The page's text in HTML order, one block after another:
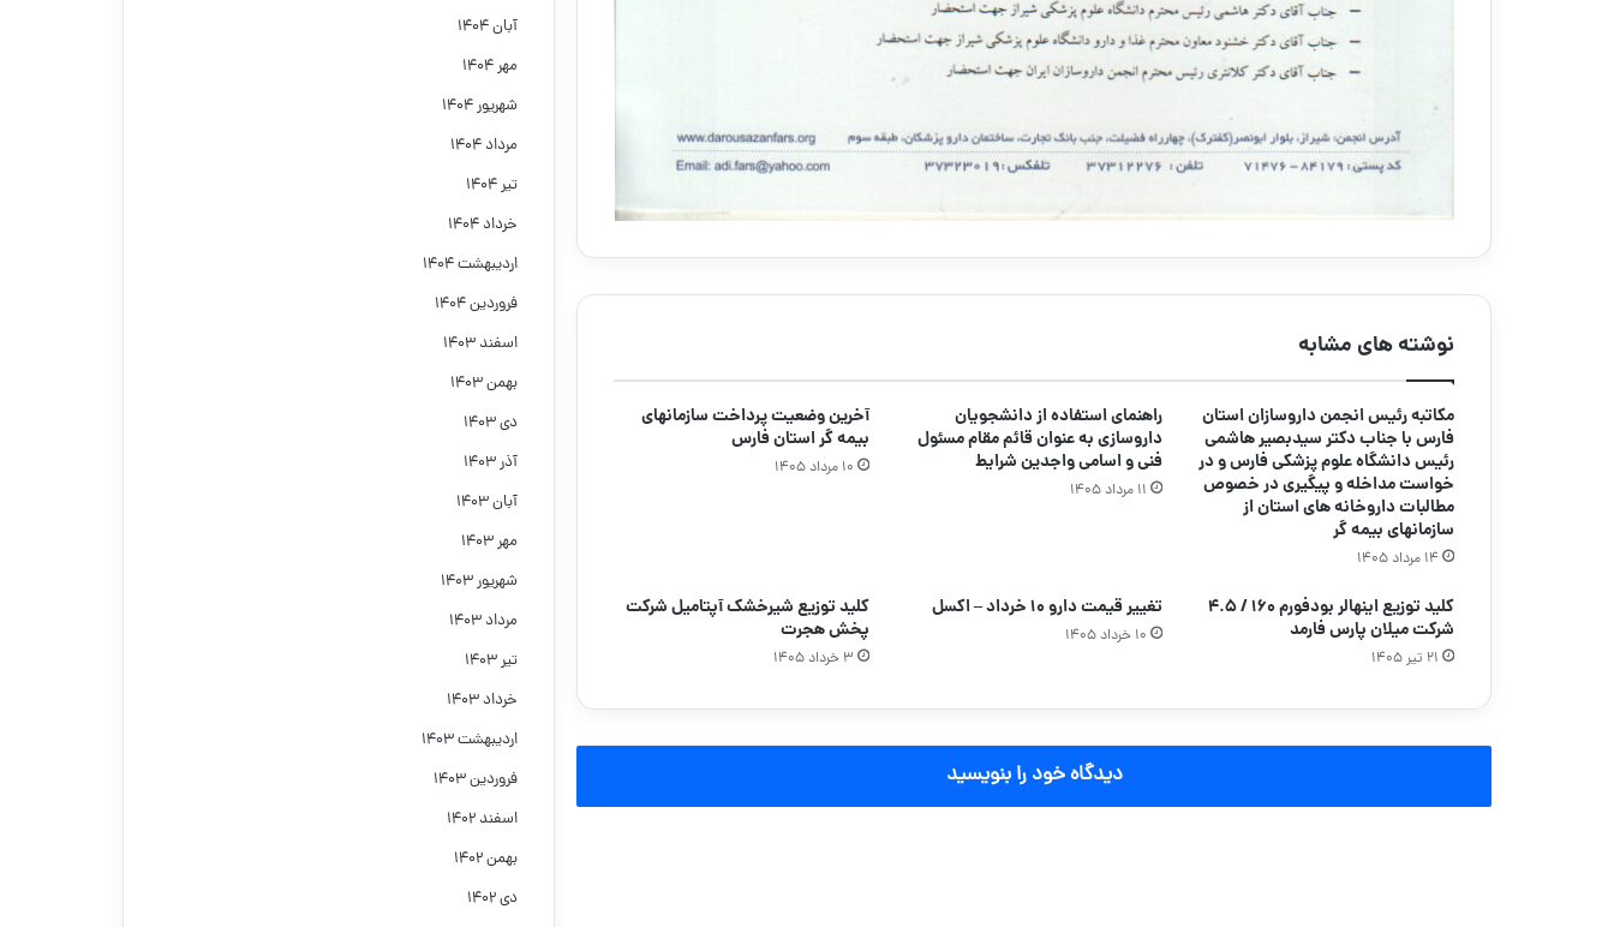
نوشته های مشابه
مکاتبه رئیس انجمن داروسازان استان
فارس با جناب دکتر سیدبصیر هاشمی
رئیس دانشگاه علوم پزشکی فارس و در
خواست مداخله و پیگیری در خصوص
مطالبات داروخانه های استان از
سازمانهای بیمه گر
۱۴ مرداد ۱۴۰۵
راهنمای استفاده از دانشجویان
داروسازی به عنوان قائم مقام مسئول
فنی و اسامی واجدین شرایط
۱۱ مرداد ۱۴۰۵
آخرین وضعیت پرداخت سازمانهای
بیمه گر استان فارس
۱۰ مرداد ۱۴۰۵
کلید توزیع اینهالر بودفورم ۱۶۰ / ۴.۵
شرکت میلان پارس فارمد
۲۱ تیر ۱۴۰۵
تغییر قیمت دارو ۱۰ خرداد – اکسل
۱۰ خرداد ۱۴۰۵
کلید توزیع شیرخشک آپتامیل شرکت
پخش هجرت
۳ خرداد ۱۴۰۵
دیدگاه خود را بنویسید
آبان ۱۴۰۴
مهر ۱۴۰۴
شهریور ۱۴۰۴
مرداد ۱۴۰۴
تیر ۱۴۰۴
خرداد ۱۴۰۴
اردیبهشت ۱۴۰۴
فروردین ۱۴۰۴
اسفند ۱۴۰۳
بهمن ۱۴۰۳
دی ۱۴۰۳
آذر ۱۴۰۳
آبان ۱۴۰۳
مهر ۱۴۰۳
شهریور ۱۴۰۳
مرداد ۱۴۰۳
تیر ۱۴۰۳
خرداد ۱۴۰۳
اردیبهشت ۱۴۰۳
فروردین ۱۴۰۳
اسفند ۱۴۰۲
بهمن ۱۴۰۲
دی ۱۴۰۲